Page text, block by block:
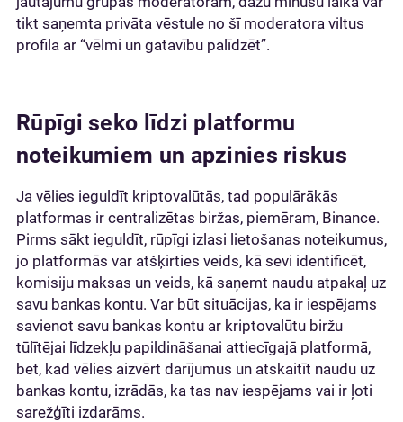
tikt saņemta privāta vēstule no šī moderatora viltus
profila ar “vēlmi un gatavību palīdzēt”.
Rūpīgi seko līdzi platformu
noteikumiem un apzinies riskus
Ja vēlies ieguldīt kriptovalūtās, tad populārākās
platformas ir centralizētas biržas, piemēram, Binance.
Pirms sākt ieguldīt, rūpīgi izlasi lietošanas noteikumus,
jo platformās var atšķirties veids, kā sevi identificēt,
komisiju maksas un veids, kā saņemt naudu atpakaļ uz
savu bankas kontu. Var būt situācijas, ka ir iespējams
savienot savu bankas kontu ar kriptovalūtu biržu
tūlītējai līdzekļu papildināšanai attiecīgajā platformā,
bet, kad vēlies aizvērt darījumus un atskaitīt naudu uz
bankas kontu, izrādās, ka tas nav iespējams vai ir ļoti
sarežģīti izdarāms.